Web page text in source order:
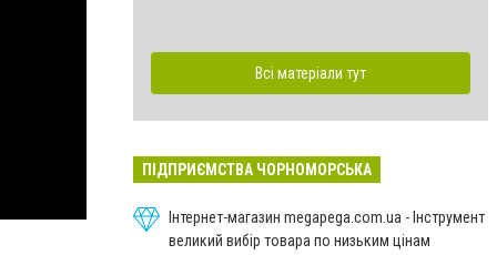
Всі матеріали тут
ПІДПРИЄМСТВА ЧОРНОМОРСЬКА
Інтернет-магазин megapega.com.ua - Інструмент
великий вибір товара по низьким цінам